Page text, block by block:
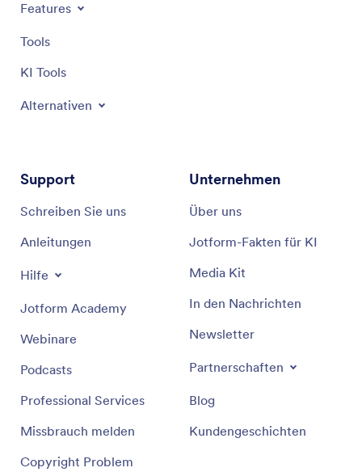
Features
Tools
KI Tools
Alternativen
Support
Schreiben Sie uns
Anleitungen
Hilfe
Jotform Academy
Webinare
Podcasts
Professional Services
Missbrauch melden
Copyright Problem
Unternehmen
Über uns
Jotform-Fakten für KI
Media Kit
In den Nachrichten
Newsletter
Partnerschaften
Blog
Kundengeschichten